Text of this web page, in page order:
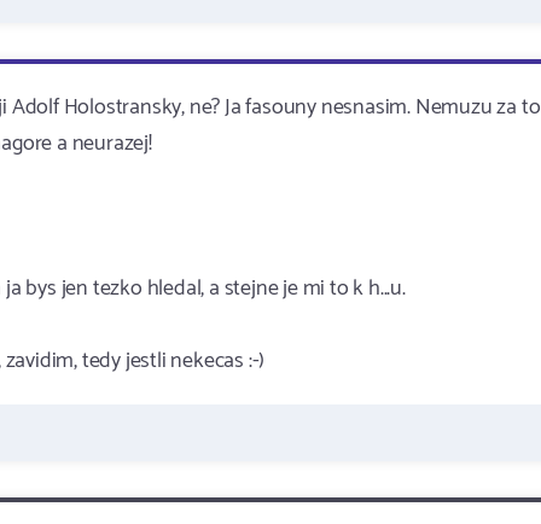
Holostransky, ne? Ja fasouny nesnasim. Nemuzu za to
a neurazej!
bys jen tezko hledal, a stejne je mi to k h...u.
tedy jestli nekecas :-)